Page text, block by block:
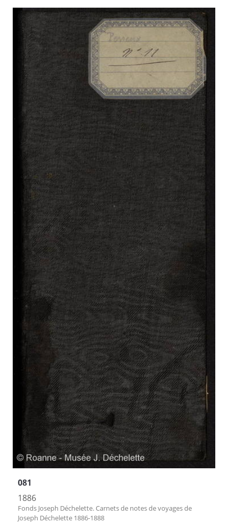
081
1886
Fonds Joseph Déchelette. Carnets de notes de voyages de
Joseph Déchelette 1886-1888